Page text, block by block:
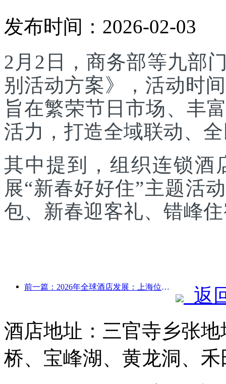
发布时间：2026-02-03
2月2日，商务部等九部
别活动方案》，活动时
旨在繁荣节日市场、丰
活力，打造全域联动、
其中提到，组织连锁酒
展“新春好好住”主题活
包、新春迎客礼、错峰
前一篇：2026年全球酒店发展：上海位居客房新增量榜首
返
酒店地址：三官寺乡张
桥、宝峰湖、黄龙洞、